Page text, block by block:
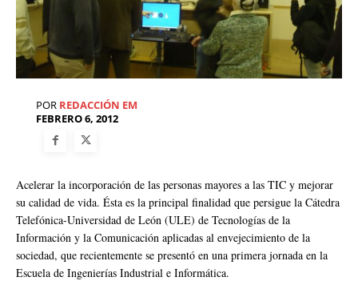
POR REDACCIÓN EM
FEBRERO 6, 2012
Acelerar la incorporación de las personas mayores a las TIC y mejorar
su calidad de vida. Ésta es la principal finalidad que persigue la Cátedra
Telefónica-Universidad de León (ULE) de Tecnologías de la
Información y la Comunicación aplicadas al envejecimiento de la
sociedad, que recientemente se presentó en una primera jornada en la
Escuela de Ingenierías Industrial e Informática.